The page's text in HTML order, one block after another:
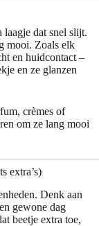
laagje dat snel slijt.
mooi. Zoals elk
en huidcontact –
en ze glanzen
crèmes of
om ze lang mooi
extra’s)
Denk aan
gewone dag
beetje extra toe,